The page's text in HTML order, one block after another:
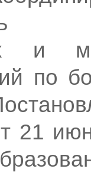
и
по
21